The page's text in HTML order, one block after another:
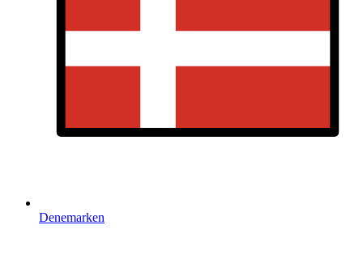
Denemarken